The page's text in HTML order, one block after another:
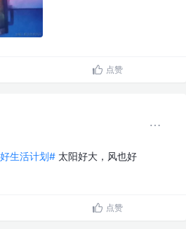
点赞
生活计划# 太阳好大，风也好
点赞